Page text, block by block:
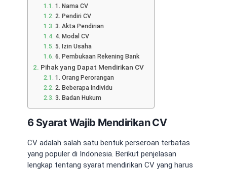
1. Nama CV
2. Pendiri CV
3. Akta Pendirian
4. Modal CV
5. Izin Usaha
6. Pembukaan Rekening Bank
Pihak yang Dapat Mendirikan CV
1. Orang Perorangan
2. Beberapa Individu
3. Badan Hukum
6 Syarat Wajib Mendirikan CV
CV adalah salah satu bentuk perseroan terbatas
yang populer di Indonesia. Berikut penjelasan
lengkap tentang syarat mendirikan CV yang harus